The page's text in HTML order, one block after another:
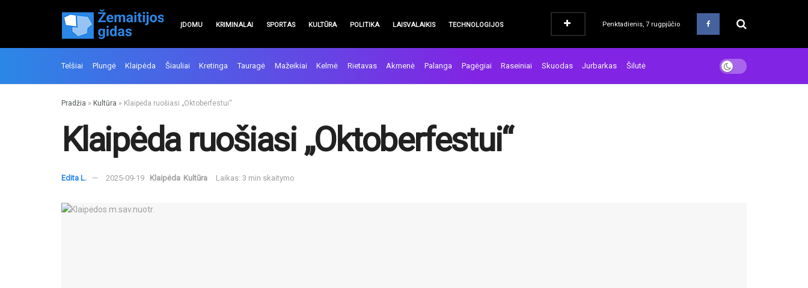
ĮDOMU KRIMINALAI SPORTAS KULTŪRA POLITIKA LAISVALAIKIS TECHNOLOGIJOS Penktadienis, 7 rugpjūčio
Telšiai Plungė Klaipėda Šiauliai Kretinga Tauragė Mažeikiai Kelmė Rietavas Akmenė Palanga Pagėgiai Raseiniai Skuodas Jurbarkas Šilutė
Pradžia » Kultūra » Klaipėda ruošiasi „Oktoberfestui“
Klaipėda ruošiasi „Oktoberfestui“
Edita L. 2025-09-19 Klaipėda Kultūra Laikas: 3 min skaitymo